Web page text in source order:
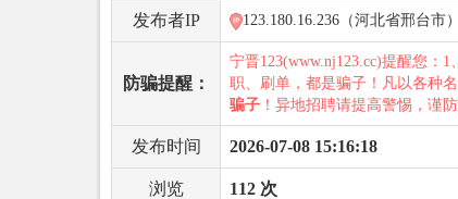
发布者IP 123.180.16.236（河北省邢台市）
防骗提醒：
宁晋123(www.nj123.cc)提醒您：1、
职、刷单，都是骗子！凡以各种
骗子 ！异地招聘请提高警惕，谨防
发布时间 2026-07-08 15:16:18
浏览 112 次